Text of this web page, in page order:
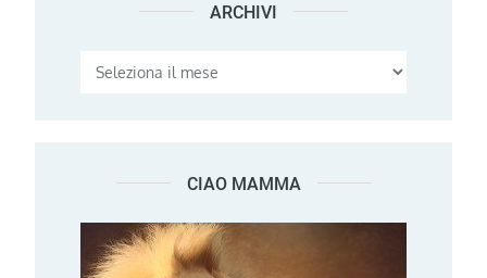
ARCHIVI Archivi
CIAO MAMMA